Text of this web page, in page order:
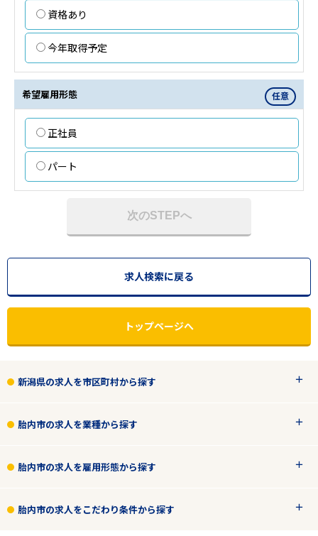
エリアで探す
資格あり
今年取得予定
希望雇用形態 任意
正社員
パート
次のSTEPへ
求人検索に戻る
トップページへ
新潟県の求人を市区町村から探す
胎内市の求人を業種から探す
胎内市の求人を雇用形態から探す
胎内市の求人をこだわり条件から探す